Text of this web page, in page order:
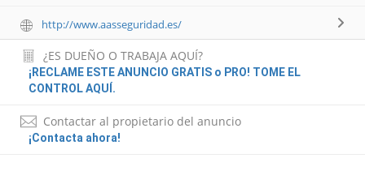
http://www.aasseguridad.es/
¿ES DUEÑO O TRABAJA AQUÍ?
¡RECLAME ESTE ANUNCIO GRATIS o PRO! TOME EL
CONTROL AQUÍ.
Contactar al propietario del anuncio
¡Contacta ahora!